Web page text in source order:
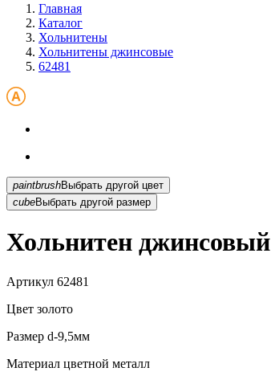
Главная
Каталог
Хольнитены
Хольнитены джинсовые
62481
paintbrush
Выбрать другой цвет
cubeВыбрать другой размер
Хольнитен
Артикул 62481
Цвет золото
Размер d-9,5мм
Материал цветной металл